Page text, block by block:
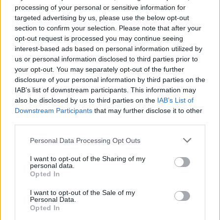
processing of your personal or sensitive information for
targeted advertising by us, please use the below opt-out
section to confirm your selection. Please note that after your
opt-out request is processed you may continue seeing
interest-based ads based on personal information utilized by
us or personal information disclosed to third parties prior to
your opt-out. You may separately opt-out of the further
disclosure of your personal information by third parties on the
IAB’s list of downstream participants. This information may
also be disclosed by us to third parties on the IAB’s List of
Downstream Participants that may further disclose it to other
Please note that this website/app uses one or more Google
not limited to your visit or usage behaviour. You may click to
grant or deny consent to Google and its third-party tags to
use your data for below specified purposes in below Google
consent section.
Personal Data Processing Opt Outs
I want to opt-out of the Sharing of my
personal data.
Opted In
I want to opt-out of the Sale of my
Personal Data.
Opted In
Elérés és láthatóság
A hagyományos YouTube-videókkal ellentétben a
Shorts nem kattintható indexképekre épül, hanem
egy folyamatosan görgethető feed-ben jelenik meg,
ami jelentősen növeli az organikus felfedezés
esélyét. A platform automatikusan teszteli a
tartalmat új közönségeken, így elősegítve a
felfedezhetőséget.
Amennyiben célod a gyors növekedés és márkád
formátumot széles közönséghez juttatja el. Ez azt is
körből” ésnem csupán a feliratkozók vagy
visszatérő nézők látják majd a videókat, hanem
A Loopex Digital 2026-os adatai szerint a Shorts
videók globális napi megtekintése